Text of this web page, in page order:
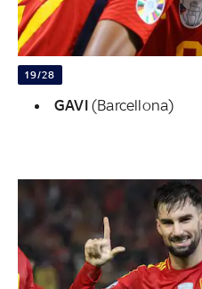
19/28
GAVI (Barcellona)